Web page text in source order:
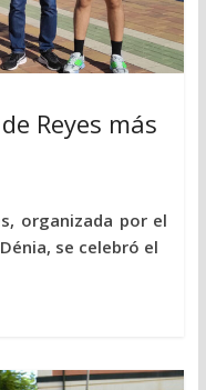
Reyes más
organizada por el
se celebró el